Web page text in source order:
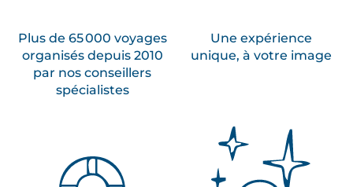
Plus de 65 000 voyages
organisés depuis 2010
par nos conseillers
spécialistes
Une expérience
unique, à votre image